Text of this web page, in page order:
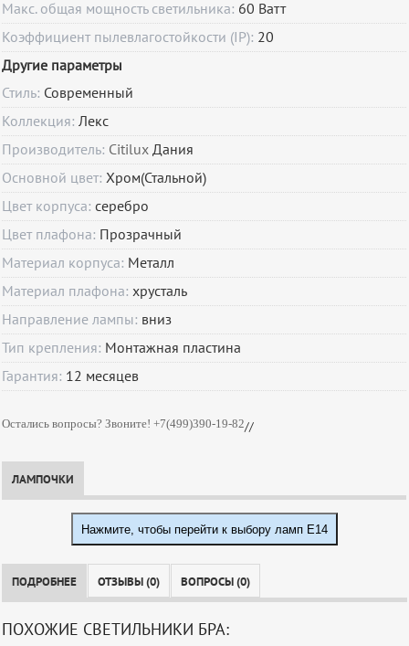
Макс. общая мощность светильника: 60 Ватт
Коэффициент пылевлагостойкости (IP): 20
Другие параметры
Стиль: Современный
Коллекция:Лекс
Производитель: Citilux Дания
Основной цвет:Хром(Стальной)
Цвет корпуса:серебро
Цвет плафона: Прозрачный
Материал корпуса: Металл
Материал плафона:хрусталь
Направление лампы: вниз
Тип крепления: Монтажная пластина
Гарантия: 12 месяцев
Остались вопросы? Звоните! +7(499)390-19-82//
ЛАМПОЧКИ
Нажмите, чтобы перейти к выбору ламп E14
ПОДРОБНЕЕ ОТЗЫВЫ (0) ВОПРОСЫ (0)
ПОХОЖИЕ СВЕТИЛЬНИКИ БРА: